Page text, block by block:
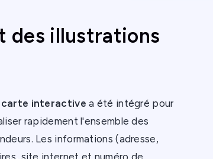
des illustrations
carte interactive a été intégré pour
rapidement l'ensemble des
Les informations (adresse,
site internet et numéro de